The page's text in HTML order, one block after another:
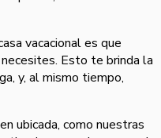
vacacional es que
Esto te brinda la
y, al mismo tiempo,
ubicada, como nuestras